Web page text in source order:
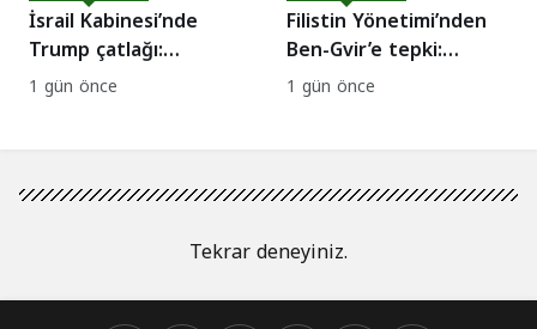
İsrail Kabinesi’nde
Trump çatlağı:
Saldırılara devam
edilsin çağrısı!
1 gün önce
Filistin Yönetimi’nden
Ben-Gvir’e tepki:
Kızılhaç yasağına
kınama!
1 gün önce
Tekrar deneyiniz.